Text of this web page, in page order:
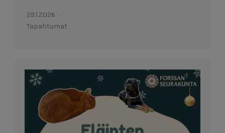
29.1.2026
Tapahtumat